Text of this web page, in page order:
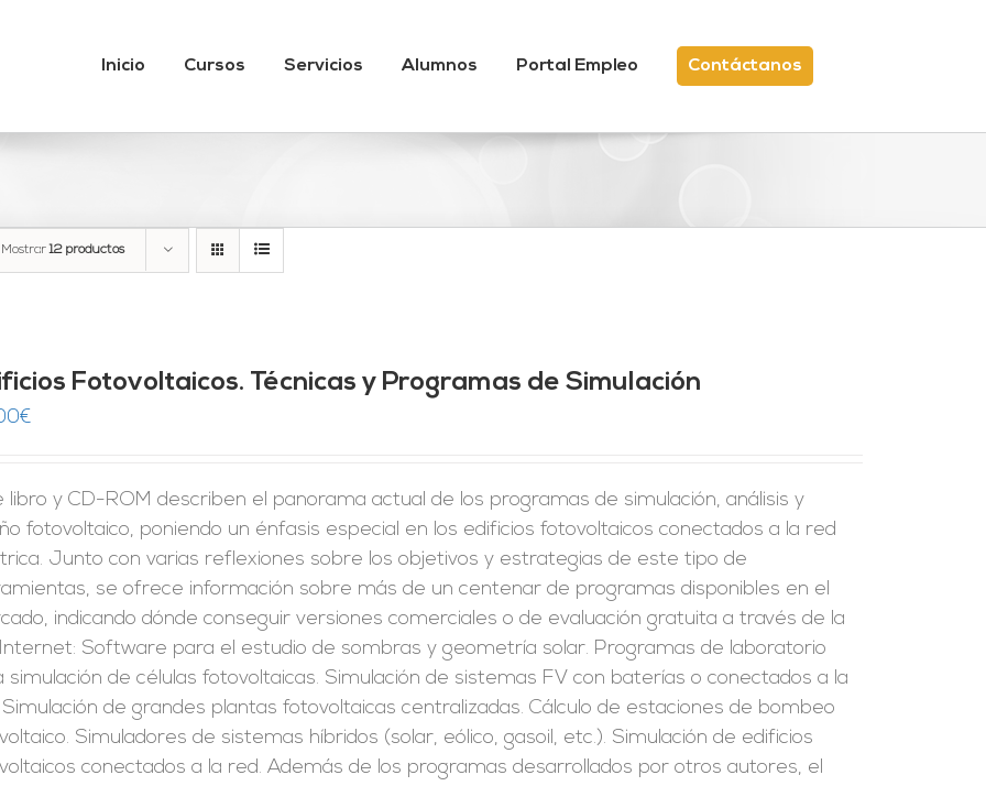
Inicio Cursos Servicios Alumnos Portal Empleo Contáctanos
Mostrar12 productos
Fotovoltaicos. Técnicas y Programas de Simulación
€
libro y CD-ROM describen el panorama actual de los programas de simulación, análisis y
fotovoltaico, poniendo un énfasis especial en los edificios fotovoltaicos conectados a la red
Junto con varias reflexiones sobre los objetivos y estrategias de este tipo de
se ofrece información sobre más de un centenar de programas disponibles en el
indicando dónde conseguir versiones comerciales o de evaluación gratuita a través de la
Software para el estudio de sombras y geometría solar. Programas de laboratorio
simulación de células fotovoltaicas. Simulación de sistemas FV con baterías o conectados a la
de grandes plantas fotovoltaicas centralizadas. Cálculo de estaciones de bombeo
Simuladores de sistemas híbridos (solar, eólico, gasoil, etc.). Simulación de edificios
conectados a la red. Además de los programas desarrollados por otros autores, el